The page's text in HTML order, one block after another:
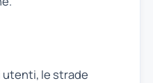
utenti, le strade